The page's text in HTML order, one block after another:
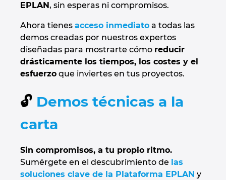
EPLAN, sin esperas ni compromisos.
Ahora tienes acceso inmediato a todas las
demos creadas por nuestros expertos
diseñadas para mostrarte cómo reducir
drásticamente los tiempos, los costes y el
esfuerzo que inviertes en tus proyectos.
🔓 Demos técnicas a la
carta
Sin compromisos, a tu propio ritmo.
Sumérgete en el descubrimiento de las
soluciones clave de la Plataforma EPLAN y
France
Germany
Indonesia